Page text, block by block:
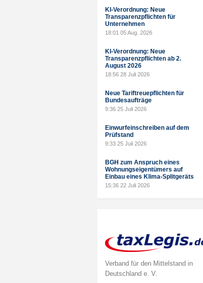
KI-Verordnung: Neue
Transparenzpflichten für
Unternehmen
18:01 05 Aug. 2026
KI-Verordnung: Neue
Transparenzpflichten ab 2.
August 2026
18:56 28 Juli 2026
Neue Tariftreuepflichten für
Bundesaufträge
9:36 25 Juli 2026
Einwurfeinschreiben auf dem
Prüfstand
9:33 25 Juli 2026
BGH zum Anspruch eines
Wohnungseigentümers auf
Einbau eines Klima-Splitgeräts
15:36 22 Juli 2026
Verband für den Mittelstand in
Deutschland e. V.